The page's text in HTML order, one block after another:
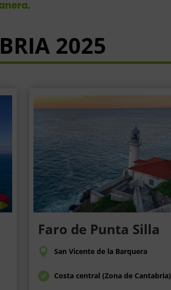
.
2025
Faro de Punta Silla
San Vicente de la Barquera
Costa central (Zona de Cantabria)